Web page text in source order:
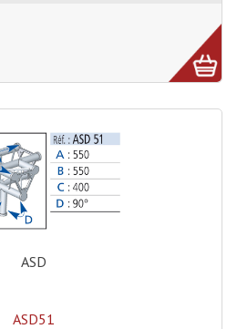
Angles Sd150
Et Échafaudage
(s) Et Accessoires
Plasma Et Écran LCD
Case Régie
ASD
ASD51